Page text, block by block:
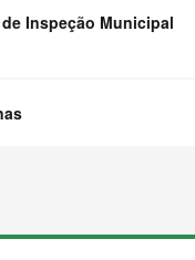
Inspeção Municipal